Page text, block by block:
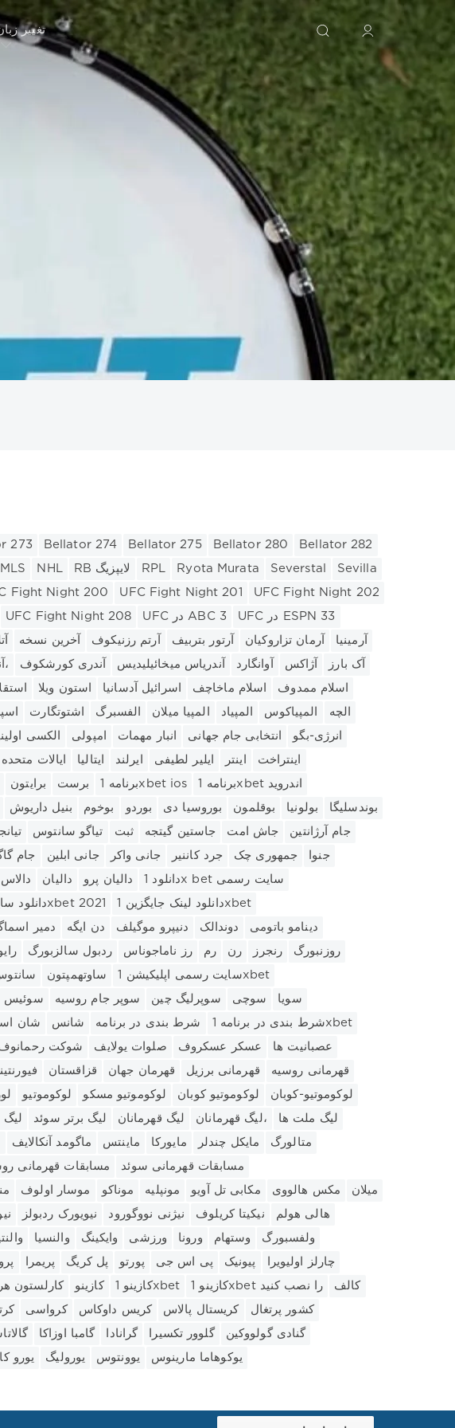
جستجو کردن
تغییر
273 Bellator 274 Bellator 275 Bellator 280 Bellator 282
MLS NHL RB لایپزیگ RPL Ryota Murata Severstal Sevilla
Fight Night 200 UFC Fight Night 201 UFC Fight Night 202
UFC Fight Night 208 UFC در ABC 3 UFC در ESPN 33
آخرین نسخه آرتم رزنیکوف آرتور بتربیف آرمان تزاروکیان آرمینیا
آنادولو افس، آندری کورشکوف آندریاس میخائیلیدیس آوانگارد آژاکس آک بارز
استون ویلا اسرائیل آدسانیا اسلام ماخاچف اسلام ممدوف
اشتوتگارت الفسبرگ المپیا میلان المپیاد المپیاکوس الچه
الکسی امپولی انبار مهمات انتخابی جام جهانی انرژی-بگو
ایالات متحده ایتالیا ایرلند ایلیر لطیفی اینتر اینتراخت
برایتون برست برنامه 1xbet ios برنامه 1xbet اندروید
بنیل داریوش بوخوم بوردو بوروسیا دی بوقلمون بولونیا بوندسلیگا
تیاگو سانتوس ثبت جاستین گیتجه جاش امت جام آرژانتین
جام جانی ابلین جانی واکر جرد کاننیر جمهوری چک جنوا
دالاس دالیان دالیان پرو دانلود 1x bet سایت رسمی
دانلود سایت رسمی 1xbet 2021 دانلود لینک جایگزین 1xbet
دمیر دن ایگه دنیپرو موگیلف دوندالک دینامو باتومی
ردبول سالزبورگ رز ناماجوناس رم رن رنجرز روزنبورگ
ساوتهمپتون سایت رسمی اپلیکیشن 1xbet
سوئیس سوپر جام روسیه سوپرلیگ چین سوچی سویا
شان شانس شرط بندی در برنامه شرط بندی در برنامه 1xbet
شوکت صلوات یولایف عسکر عسکروف عصبانیت ها
فیورنتینا قزاقستان قهرمان جهان قهرمانی برزیل قهرمانی روسیه
لوکوموتیو لوکوموتیو مسکو لوکوموتیو کوبان لوکوموتیو-کوبان
لیگ برتر سوئد لیگ قهرمانان لیگ قهرمانان، لیگ ملت ها
ماگومد آنکالایف ماینتس مایورکا مایکل چندلر متالورگ
مسابقات قهرمانی مسابقات قهرمانی سوئد
موسار اولوف موناکو مونپلیه مکابی تل آویو مکس هالووی میلان
نیویورک ردبولز نیژنی نووگورود نیکیتا کریلوف هالی هولم
والنسیا وایکینگ ورزشی ورونا وستهام ولفسبورگ
پریمرا پل کریگ پورتو پی اس جی پیونیک چارلز اولیویرا
کارلستون کازینو کازینو 1xbet کازینو 1xbet را نصب کنید کالف
کرواسی کریس داوکاس کریستال پالاس کشور پرتغال
گامبا اوزاکا گرانادا گلوور تکسیرا گنادی گولووکین
یورو یورولیگ یوونتوس یوکوهاما مارینوس